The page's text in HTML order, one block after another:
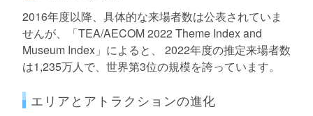
2016年度以降、具体的な来場者数は公表されていま
せんが、「TEA/AECOM 2022 Theme Index and
Museum Index」によると、 2022年度の推定来場者数
は1,235万人で、世界第3位の規模を誇っています。
エリアとアトラクションの進化